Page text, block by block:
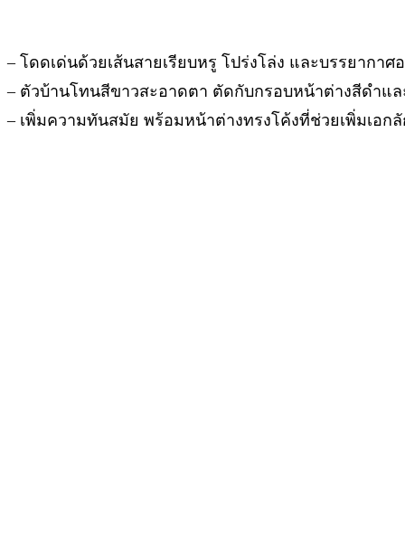
– โดดเด่นด้วยเส้นสายเรียบหรู โปร่งโล่ง และบรรยากา
– ตัวบ้านโทนสีขาวสะอาดตา ตัดกับกรอบหน้าต่างสีดำแล
– เพิ่มความทันสมัย พร้อมหน้าต่างทรงโค้งที่ช่วยเพิ่มเอ